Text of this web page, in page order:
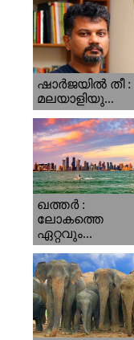
ഷാര്‍ജയില്‍ തീ :
മലയാളിയു...
ഖത്തര്‍ :
ലോകത്തെ
ഏറ്റവും...